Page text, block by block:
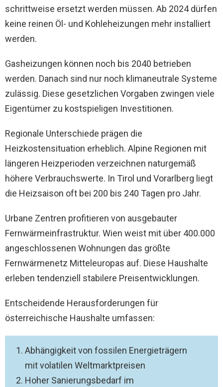
schrittweise ersetzt werden müssen. Ab 2024 dürfen
keine reinen Öl- und Kohleheizungen mehr installiert
werden.
Gasheizungen können noch bis 2040 betrieben
werden. Danach sind nur noch klimaneutrale Systeme
zulässig. Diese gesetzlichen Vorgaben zwingen viele
Eigentümer zu kostspieligen Investitionen.
Regionale Unterschiede prägen die
Heizkostensituation erheblich. Alpine Regionen mit
längeren Heizperioden verzeichnen naturgemäß
höhere Verbrauchswerte. In Tirol und Vorarlberg liegt
die Heizsaison oft bei 200 bis 240 Tagen pro Jahr.
Urbane Zentren profitieren von ausgebauter
Fernwärmeinfrastruktur. Wien weist mit über 400.000
angeschlossenen Wohnungen das größte
Fernwärmenetz Mitteleuropas auf. Diese Haushalte
erleben tendenziell stabilere Preisentwicklungen.
Entscheidende Herausforderungen für
österreichische Haushalte umfassen:
Abhängigkeit von fossilen Energieträgern
mit volatilen Weltmarktpreisen
Hoher Sanierungsbedarf im